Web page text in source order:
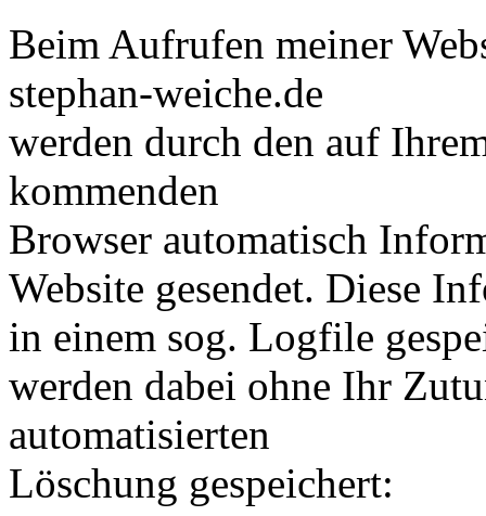
Beim Aufrufen meiner
stephan-weiche.de
werden durch den auf
kommenden
Browser automatisch
Website gesendet. Diese
in einem sog. Logfile
werden dabei ohne Ihr
automatisierten
Löschung gespeichert: